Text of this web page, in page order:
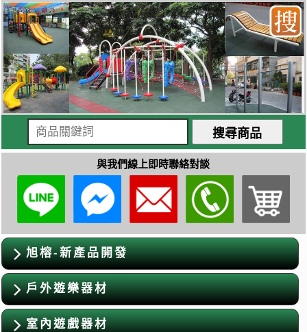
與我們線上即時聯絡對談
旭榕-新產品開發
戶外遊樂器材
室內遊戲器材